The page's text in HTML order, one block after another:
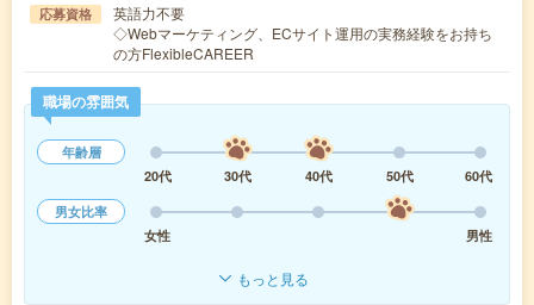
応募資格
英語力不要
◇Webマーケティング、ECサイト運用の実務経験をお持ち
の方FlexibleCAREER
職場の雰囲気
年齢層
20代
30代 40代 50代
60代
男女比率
女性
男性
もっと見る